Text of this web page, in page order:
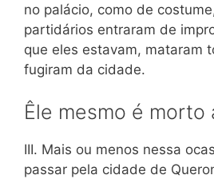
no palácio, como de
partidários entraram de
que eles estavam, mataram
fugiram da cidade.
Êle mesmo é morto
III. Mais ou menos nessa
passar pela cidade de